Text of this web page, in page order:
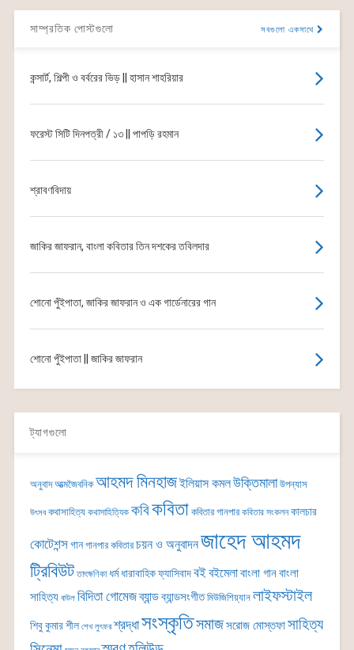
সাম্প্রতিক পোস্টগুলো সবগুলো একসাথে
কন্সার্ট, শিল্পী ও বর্বরের ভিড় || হাসান শাহরিয়ার
ফরেস্ট সিটি দিনপত্রী / ১৩ || পাপড়ি রহমান
শ্রাবণবিদায়
জাকির জাফরান, বাংলা কবিতার তিন দশকের তবিলদার
শোনো পুঁইপাতা, জাকির জাফরান ও এক গার্ডেনারের গান
শোনো পুঁইপাতা || জাকির জাফরান
ট্যাগগুলো
অনুবাদ আত্মজৈবনিক আহমদ মিনহাজইলিয়াস কমলউক্তিমালা উপন্যাস
উৎসব কথাসাহিত্য কথাসাহিত্যিক কবিকবিতা কবিতার গানপার কবিতার সংকলন কালচার
কোটেশন্সগান গানপার কবিতার চয়ন ও অনুবাদনজাহেদ আহমদ
ট্রিবিউট তাৎক্ষণিকা ধর্ম ধারাবাহিকফ্যাসিবাদবইবইমেলাবাংলা গানবাংলা
সাহিত্য বাউল বিদিতা গোমেজব্যান্ডব্যান্ডসংগীত মিউজিশিয়্যান লাইফস্টাইল
শিবু কুমার শীল শেখ লুৎফর শ্রদ্ধাসংস্কৃতিসমাজসরোজ মোস্তফাসাহিত্য